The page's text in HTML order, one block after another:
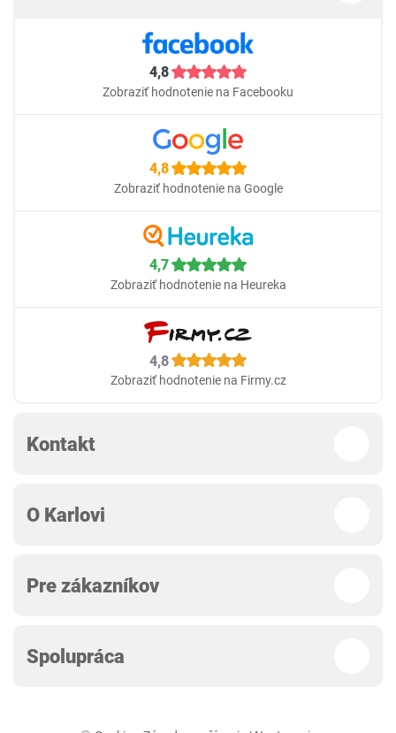
4,8
Zobraziť hodnotenie na Facebooku
4,8
Zobraziť hodnotenie na Google
4,7
Zobraziť hodnotenie na Heureka
4,8
Zobraziť hodnotenie na Firmy.cz
Kontakt
O Karlovi
Pre zákazníkov
Spolupráca